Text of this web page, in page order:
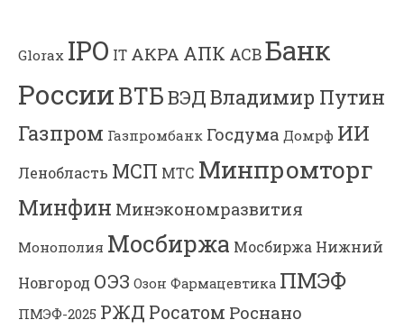
Glorax IPO IT АКРА АПК АСВБанк
РоссииВТБВЭДВладимир Путин
Газпром Газпромбанк Госдума Домрф ИИ
Ленобласть МСП МТС Минпромторг
Минфин Минэкономразвития
Монополия Мосбиржа Мосбиржа Нижний
Новгород ОЭЗ Озон Фармацевтика ПМЭФ
ПМЭФ-2025 РЖД Росатом Роснано